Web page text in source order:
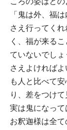
「鬼は外、福
さえ行ってく
く、福が来る
ていないでし
さえよければ
も人と比べて
り、差をつけ
実は鬼になって
お釈迦様は全